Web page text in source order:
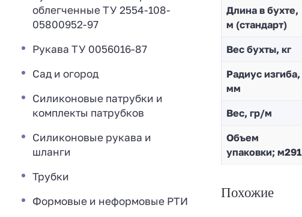
Длина в бухте,
м (стандарт)
Вес бухты, кг
Радиус изгиба,
мм
Вес, гр/м
Объем
упаковки; м291
Похожие
облегченные ТУ 2554-108-
05800952-97
Рукава ТУ 0056016-87
Сад и огород
Силиконовые патрубки и
комплекты патрубков
Силиконовые рукава и
шланги
Трубки
Формовые и неформовые РТИ